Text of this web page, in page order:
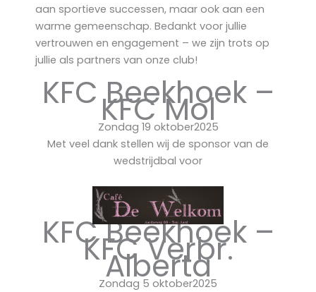
aan sportieve successen, maar ook aan een
warme gemeenschap. Bedankt voor jullie
vertrouwen en engagement – we zijn trots op
jullie als partners van onze club!
KFC Beekhoek –
KFC Mol
Zondag 19 oktober2025
Met veel dank stellen wij de sponsor van de
wedstrijdbal voor
KFC Beekhoek –
KFC Verbr.
Alberta
Zondag 5 oktober2025